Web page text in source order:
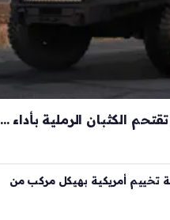
شيلبي باجا رابتور آر بقوة 1000 حصان تقتحم الكثبان الرملية بأداء خارق
الفئة إلى مستويات غير مسبوقة
تخييم أمريكية بهيكل مركب من